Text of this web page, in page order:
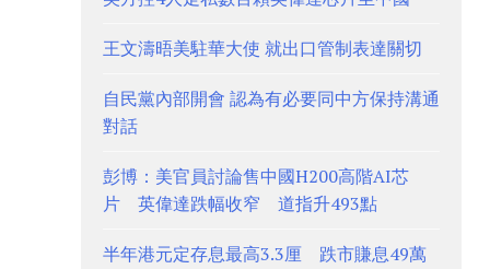
王文濤晤美駐華大使 就出口管制表達關切
自民黨內部開會 認為有必要同中方保持溝通
對話
彭博：美官員討論售中國H200高階AI芯
片 英偉達跌幅收窄 道指升493點
半年港元定存息最高3.3厘 跌市賺息49萬